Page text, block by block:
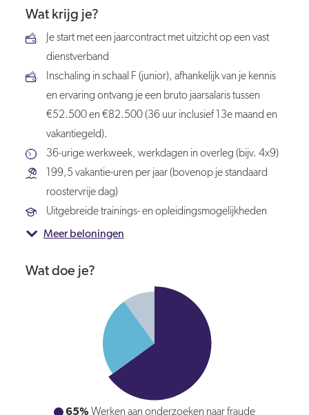
Wat krijg je?
Je start met een jaarcontract met uitzicht op een vast
dienstverband
Inschaling in schaal F (junior), afhankelijk van je kennis
en ervaring ontvang je een bruto jaarsalaris tussen
€52.500 en €82.500 (36 uur inclusief 13e maand en
vakantiegeld).
36-urige werkweek, werkdagen in overleg (bijv. 4x9)
199,5 vakantie-uren per jaar (bovenop je standaard
roostervrije dag)
Uitgebreide trainings- en opleidingsmogelijkheden
Meer beloningen
Wat doe je?
25%Werken aan (thematische) projecten